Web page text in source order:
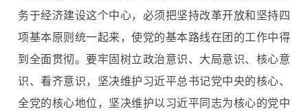
务于经济建设这个中心，必须把坚持改革开放和坚持四
项基本原则统一起来，使党的基本路线在团的工作中得
到全面贯彻。要牢固树立政治意识、大局意识、核心意
识、看齐意识，坚决维护习近平总书记党中央的核心、
全党的核心地位，坚决维护以习近平同志为核心的党中